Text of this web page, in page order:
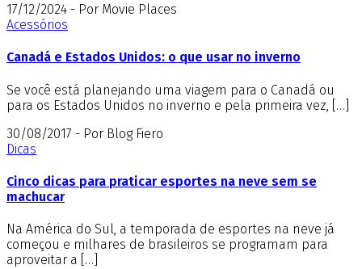
17/12/2024 - Por Movie Places
Acessórios
Canadá e Estados Unidos: o que usar no inverno
Se você está planejando uma viagem para o Canadá ou
para os Estados Unidos no inverno e pela primeira vez, […]
30/08/2017 - Por Blog Fiero
Dicas
Cinco dicas para praticar esportes na neve sem se
machucar
Na América do Sul, a temporada de esportes na neve já
começou e milhares de brasileiros se programam para
aproveitar a […]